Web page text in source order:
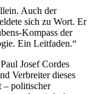
Auch der
sich zu Wort. Er
Kompass der
Ein Leitfaden.“
Josef Cordes
Verbreiter dieses
– politischer